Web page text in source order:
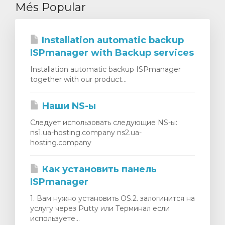
Més Popular
Installation automatic backup
ISPmanager with Backup services
Installation automatic backup ISPmanager
together with our product...
Наши NS-ы
Следует использовать следующие NS-ы:
ns1.ua-hosting.company ns2.ua-
hosting.company
Как установить панель
ISPmanager
1. Вам нужно установить OS.2. залогинится на
услугу через Putty или Терминал если
используете...